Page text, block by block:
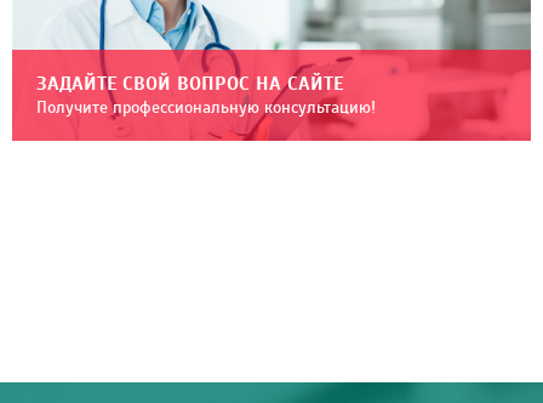
ЗАДАЙТЕ СВОЙ ВОПРОС НА САЙТЕ
Получите профессиональную консультацию!